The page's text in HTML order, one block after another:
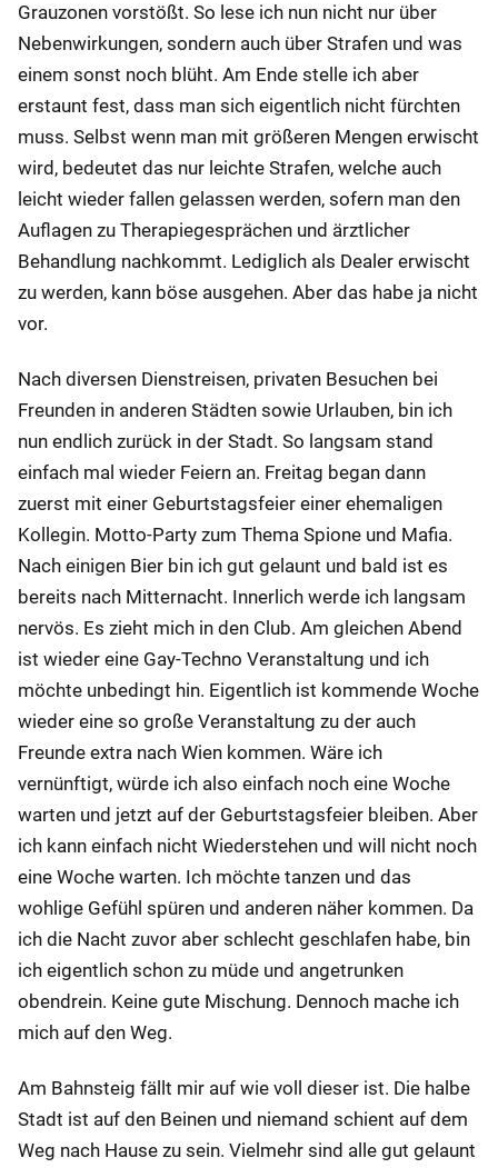
Grauzonen vorstößt. So lese ich nun nicht nur über
Nebenwirkungen, sondern auch über Strafen und was
einem sonst noch blüht. Am Ende stelle ich aber
erstaunt fest, dass man sich eigentlich nicht fürchten
muss. Selbst wenn man mit größeren Mengen erwischt
wird, bedeutet das nur leichte Strafen, welche auch
leicht wieder fallen gelassen werden, sofern man den
Auflagen zu Therapiegesprächen und ärztlicher
Behandlung nachkommt. Lediglich als Dealer erwischt
zu werden, kann böse ausgehen. Aber das habe ja nicht
vor.
Nach diversen Dienstreisen, privaten Besuchen bei
Freunden in anderen Städten sowie Urlauben, bin ich
nun endlich zurück in der Stadt. So langsam stand
einfach mal wieder Feiern an. Freitag began dann
zuerst mit einer Geburtstagsfeier einer ehemaligen
Kollegin. Motto-Party zum Thema Spione und Mafia.
Nach einigen Bier bin ich gut gelaunt und bald ist es
bereits nach Mitternacht. Innerlich werde ich langsam
nervös. Es zieht mich in den Club. Am gleichen Abend
ist wieder eine Gay-Techno Veranstaltung und ich
möchte unbedingt hin. Eigentlich ist kommende Woche
wieder eine so große Veranstaltung zu der auch
Freunde extra nach Wien kommen. Wäre ich
vernünftigt, würde ich also einfach noch eine Woche
warten und jetzt auf der Geburtstagsfeier bleiben. Aber
ich kann einfach nicht Wiederstehen und will nicht noch
eine Woche warten. Ich möchte tanzen und das
wohlige Gefühl spüren und anderen näher kommen. Da
ich die Nacht zuvor aber schlecht geschlafen habe, bin
ich eigentlich schon zu müde und angetrunken
obendrein. Keine gute Mischung. Dennoch mache ich
mich auf den Weg.
Am Bahnsteig fällt mir auf wie voll dieser ist. Die halbe
Stadt ist auf den Beinen und niemand schient auf dem
Weg nach Hause zu sein. Vielmehr sind alle gut gelaunt